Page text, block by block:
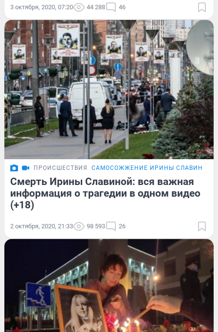
3 октября, 2020, 07:20 44 288 46
ПРОИСШЕСТВИЯ САМОСОЖЖЕНИЕ ИРИНЫ СЛАВИНОЙ
Смерть Ирины Славиной: вся важная
информация о трагедии в одном видео
(+18)
2 октября, 2020, 21:33 98 593 26